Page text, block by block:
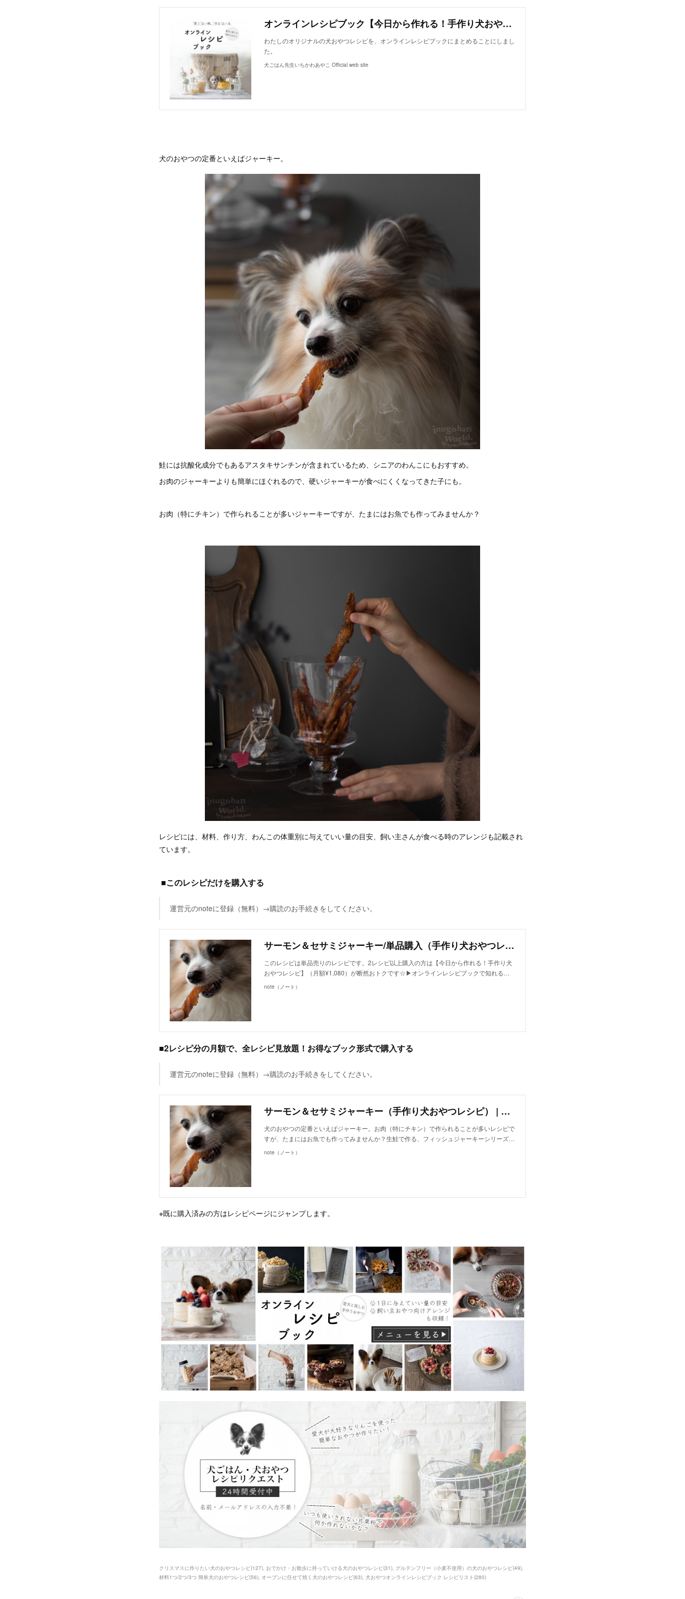
オンラインレシピブック【今日から作れる！手作り犬おやつレシピ】
わたしのオリジナルの犬おやつレシピを、オンラインレシピブックにまとめることにしまし
た。
犬ごはん先生いちかわあやこ Official web site
犬のおやつの定番といえばジャーキー。
鮭には抗酸化成分でもあるアスタキサンチンが含まれているため、シニアのわんこにもおすすめ。
お肉のジャーキーよりも簡単にほぐれるので、硬いジャーキーが食べにくくなってきた子にも。
お肉（特にチキン）で作られることが多いジャーキーですが、たまにはお魚でも作ってみませんか？
レシピには、材料、作り方、わんこの体重別に与えていい量の目安、飼い主さんが食べる時のアレンジも記載され
ています。
■このレシピだけを購入する
運営元のnoteに登録（無料）→購読のお手続きをしてください。
サーモン＆セサミジャーキー/単品購入（手作り犬おやつレシピ） | 犬ごはん先生 いちかわあやこ | note
このレシピは単品売りのレシピです。2レシピ以上購入の方は【今日から作れる！手作り犬
おやつレシピ】（月額¥1,080）が断然おトクです☆▶︎オンラインレシピブックで知れる…
note（ノート）
■2レシピ分の月額で、全レシピ見放題！お得なブック形式で購入する
運営元のnoteに登録（無料）→購読のお手続きをしてください。
サーモン＆セサミジャーキー（手作り犬おやつレシピ） | 犬ごはん先生 いちかわあやこ | note
犬のおやつの定番といえばジャーキー。お肉（特にチキン）で作られることが多いレシピで
すが、たまにはお魚でも作ってみませんか？生鮭で作る、フィッシュジャーキーシリーズ…
note（ノート）
※既に購入済みの方はレシピページにジャンプします。
クリスマスに作りたい犬のおやつレシピ(127) おでかけ・お散歩に持っていける犬のおやつレシピ(31) グルテンフリー（小麦不使用）の犬のおやつレシピ(49)
材料1つ/2つ/3つ 簡単犬のおやつレシピ(56) オーブンに任せて焼く犬のおやつレシピ(63) 犬おやつオンラインレシピブック レシピリスト(280)